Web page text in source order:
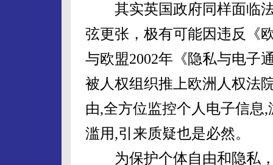
其实英国政府同样面临法
弦更张，极有可能因违反《
与欧盟2002年《隐私与电子
被人权组织推上欧洲人权法
由,全方位监控个人电子信息
滥用,引来质疑也是必然。
为保护个体自由和隐私，